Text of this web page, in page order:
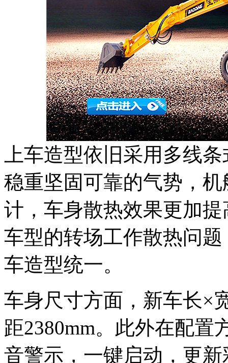
上车造型依旧采用多线
稳重坚固可靠的气势，
计，车身散热效果更加
车型的转场工作散热问
车造型统一。
车身尺寸方面，新车长×
距2380mm。此外在配置
音警示，一键启动，更